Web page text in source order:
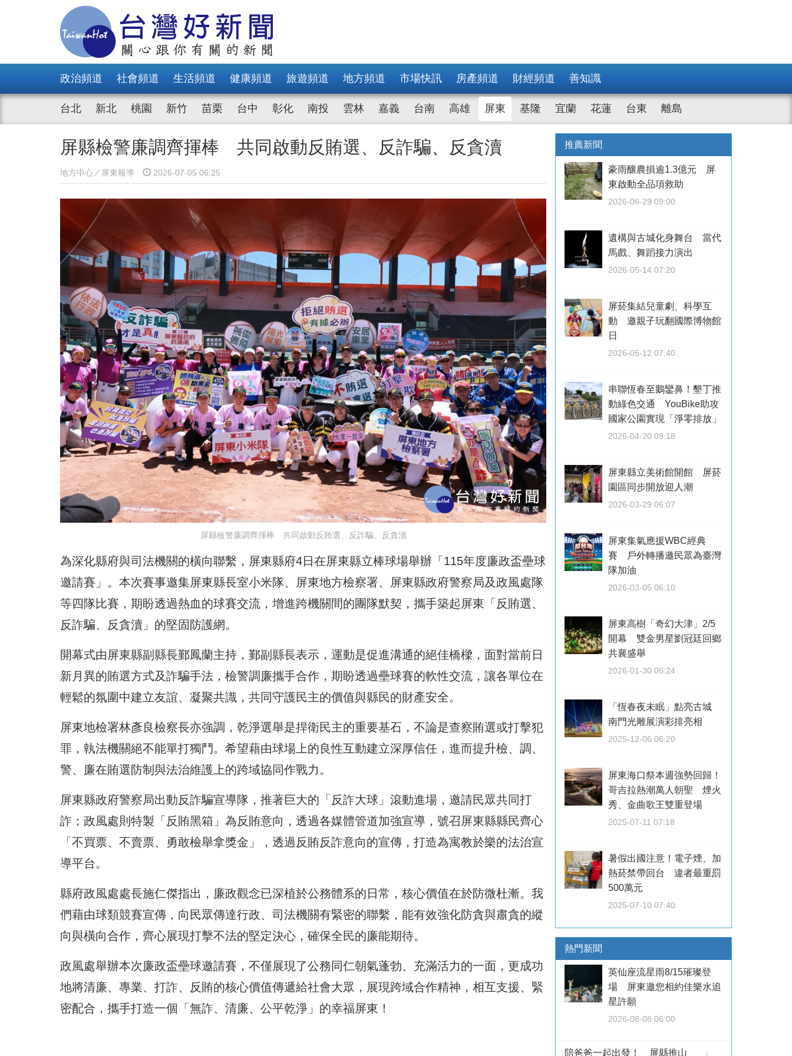
政治頻道 社會頻道 生活頻道 健康頻道 旅遊頻道 地方頻道 市場快訊 房產頻道 財經頻道 善知識
台北 新北 桃園 新竹 苗栗 台中 彰化 南投 雲林 嘉義 台南 高雄 屏東 基隆 宜蘭 花蓮 台東 離島
屏縣檢警廉調齊揮棒 共同啟動反賄選、反詐騙、反貪瀆
地方中心／屏東報導 2026-07-05 06:25
屏縣檢警廉調齊揮棒 共同啟動反賄選、反詐騙、反貪瀆
為深化縣府與司法機關的橫向聯繫，屏東縣府4日在屏東縣立棒球場舉辦「115年度廉政盃壘球
邀請賽」。本次賽事邀集屏東縣長室小米隊、屏東地方檢察署、屏東縣政府警察局及政風處隊
等四隊比賽，期盼透過熱血的球賽交流，增進跨機關間的團隊默契，攜手築起屏東「反賄選、
反詐騙、反貪瀆」的堅固防護網。
開幕式由屏東縣副縣長鄞鳳蘭主持，鄞副縣長表示，運動是促進溝通的絕佳橋樑，面對當前日
新月異的賄選方式及詐騙手法，檢警調廉攜手合作，期盼透過壘球賽的軟性交流，讓各單位在
輕鬆的氛圍中建立友誼、凝聚共識，共同守護民主的價值與縣民的財產安全。
屏東地檢署林彥良檢察長亦強調，乾淨選舉是捍衛民主的重要基石，不論是查察賄選或打擊犯
罪，執法機關絕不能單打獨鬥。希望藉由球場上的良性互動建立深厚信任，進而提升檢、調、
警、廉在賄選防制與法治維護上的跨域協同作戰力。
屏東縣政府警察局出動反詐騙宣導隊，推著巨大的「反詐大球」滾動進場，邀請民眾共同打
詐；政風處則特製「反賄黑箱」為反賄意向，透過各媒體管道加強宣導，號召屏東縣縣民齊心
「不買票、不賣票、勇敢檢舉拿獎金」，透過反賄反詐意向的宣傳，打造為寓教於樂的法治宣
導平台。
縣府政風處處長施仁傑指出，廉政觀念已深植於公務體系的日常，核心價值在於防微杜漸。我
們藉由球類競賽宣傳，向民眾傳達行政、司法機關有緊密的聯繫，能有效強化防貪與肅貪的縱
向與橫向合作，齊心展現打擊不法的堅定決心，確保全民的廉能期待。
政風處舉辦本次廉政盃壘球邀請賽，不僅展現了公務同仁朝氣蓬勃、充滿活力的一面，更成功
地將清廉、專業、打詐、反賄的核心價值傳遞給社會大眾，展現跨域合作精神，相互支援、緊
密配合，攜手打造一個「無詐、清廉、公平乾淨」的幸福屏東！
推薦新聞
豪雨釀農損逾1.3億元 屏
東啟動全品項救助
2026-06-29 09:00
遺構與古城化身舞台 當代
馬戲、舞蹈接力演出
2026-05-14 07:20
屏菸集結兒童劇、科學互
動 邀親子玩翻國際博物館
日
2026-05-12 07:40
串聯恆春至鵝鑾鼻！墾丁推
動綠色交通 YouBike助攻
國家公園實現「淨零排放」
2026-04-20 09:18
屏東縣立美術館開館 屏菸
園區同步開放迎人潮
2026-03-29 06:07
屏東集氣應援WBC經典
賽 戶外轉播邀民眾為臺灣
隊加油
2026-03-05 06:10
屏東高樹「奇幻大津」2/5
開幕 雙金男星劉冠廷回鄉
共襄盛舉
2026-01-30 06:24
「恆春夜未眠」點亮古城
南門光雕展演彩排亮相
2025-12-06 06:20
屏東海口祭本週強勢回歸！
哥吉拉熱潮萬人朝聖 煙火
秀、金曲歌王雙重登場
2025-07-11 07:18
暑假出國注意！電子煙、加
熱菸禁帶回台 違者最重罰
500萬元
2025-07-10 07:40
熱門新聞
英仙座流星雨8/15璀璨登
場 屏東邀您相約佳樂水追
星許願
2026-08-08 06:00
陪爸爸一起出發！ 屏縣推山